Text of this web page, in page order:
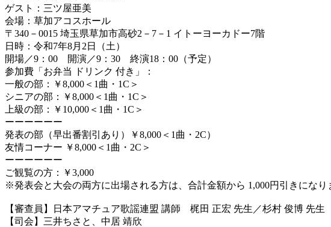
ゲスト：三ツ屋亜美
会場：草加アコスホール
〒340－0015 埼玉県草加市高砂2－7－1 イトーヨーカドー7階
日時：令和7年8月2日（土）
開場／9：00 開演／9：30 終演18：00（予定）
参加費「お弁当 ドリンク 付き」：
一般の部：￥8,000＜1曲・1C＞
シニアの部：￥8,000＜1曲・1C＞
上級の部：￥10,000＜1曲・1C＞
ーーーーーー
発表の部（早出番割引あり）￥8,000＜1曲・2C）
友情コーナー ￥8,000＜1曲・2C＞
ーーーーーー
ご観覧の方：￥3,000
※発表会と大会の両方に出場される方は、合計金額から 1,000円引きにな
【審查員】日本アマチュア歌謡連盟 講師 梶田 正宏 先生／杉村 俊博 先生
【司会】三井ちさと、中居 靖欣